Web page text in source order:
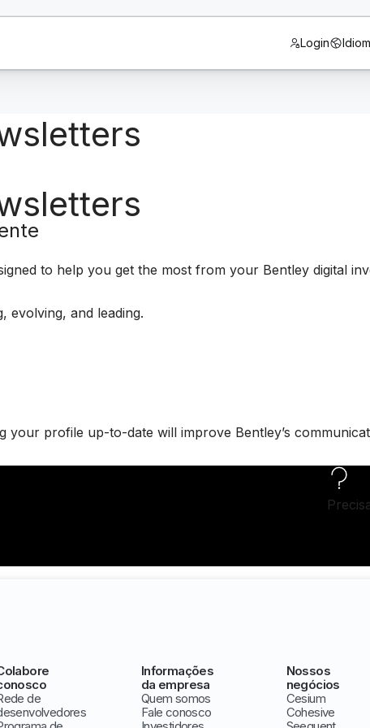
Login
to help you get the most from your Bentley digital
evolving, and leading.
your profile up-to-date will improve Bentley’s
de
Informações
da empresa
Quem somos
Fale conosco
Nossos
negócios
Cesium
Cohesive